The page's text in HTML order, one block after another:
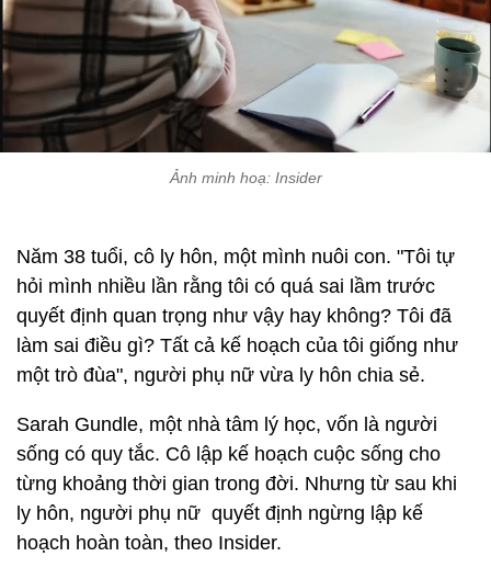
Ảnh minh hoạ: Insider
Năm 38 tuổi, cô ly hôn, một mình nuôi con. "Tôi tự
hỏi mình nhiều lần rằng tôi có quá sai lầm trước
quyết định quan trọng như vậy hay không? Tôi đã
làm sai điều gì? Tất cả kế hoạch của tôi giống như
một trò đùa", người phụ nữ vừa ly hôn chia sẻ.
Sarah Gundle, một nhà tâm lý học, vốn là người
sống có quy tắc. Cô lập kế hoạch cuộc sống cho
từng khoảng thời gian trong đời. Nhưng từ sau khi
ly hôn, người phụ nữ quyết định ngừng lập kế
hoạch hoàn toàn, theo Insider.